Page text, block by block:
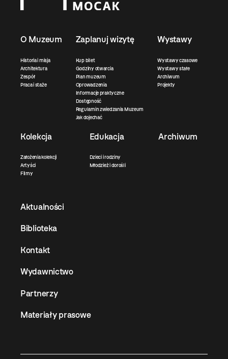
O Muzeum
Historia i misja
Architektura
Zespół
Praca i staże
Zaplanuj wizytę
Kup bilet
Godziny otwarcia
Plan muzeum
Oprowadzenia
Informacje praktyczne
Dostępność
Regulamin zwiedzania Muzeum
Jak dojechać
Wystawy
Wystawy czasowe
Wystawy stałe
Archiwum
Projekty
Kolekcja
Założenia kolekcji
Artyści
Filmy
Edukacja
Dzieci i rodziny
Młodzież i dorośli
Archiwum
Aktualności
Biblioteka
Kontakt
Wydawnictwo
Partnerzy
Materiały prasowe